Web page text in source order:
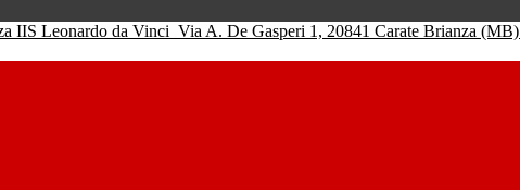
IIS Leonardo da Vinci Via A. De Gasperi 1, 20841 Carate Brianza (MB)